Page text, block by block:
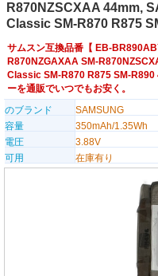
R870NZSCXAA 44mm,
Classic SM-R870 R875
サムスン互換品番【 EB-
R870NZGAXAA SM-
Classic SM-R870 R875 SM-R890
ーを通販でいつでもお安く。
のブランド
SAMSUNG
容量
350mAh/1.35Wh
電圧
3.88V
可用
在庫有り